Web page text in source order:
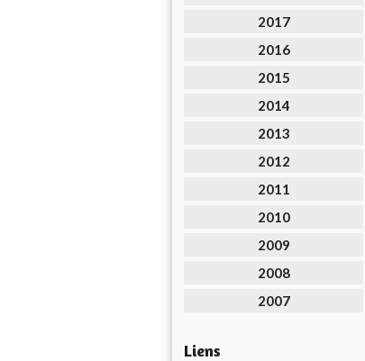
2017
2016
2015
2014
2013
2012
2011
2010
2009
2008
2007
Liens